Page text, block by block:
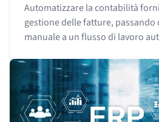
Automatizzare la contabilità
gestione delle fatture,
manuale a un flusso di lavoro